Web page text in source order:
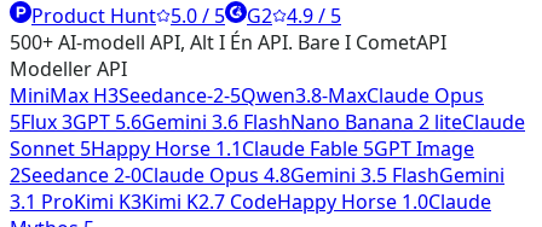
Product Hunt 5.0 / 5 G2 4.9 / 5
500+ AI-modell API, Alt I Én API. Bare I CometAPI
Modeller API
MiniMax H3Seedance-2-5Qwen3.8-MaxClaude Opus
5Flux 3GPT 5.6Gemini 3.6 FlashNano Banana 2 liteClaude
Sonnet 5Happy Horse 1.1Claude Fable 5GPT Image
2Seedance 2-0Claude Opus 4.8Gemini 3.5 FlashGemini
3.1 ProKimi K3Kimi K2.7 CodeHappy Horse 1.0Claude